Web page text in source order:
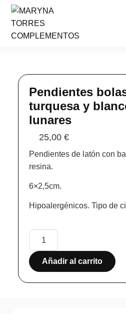
Pendientes
turquesa y
lunares
25,00€
Pendientes de latón con
resina.
6×2,5cm.
Hipoalergénicos. Tipo de
Añadir al carrito